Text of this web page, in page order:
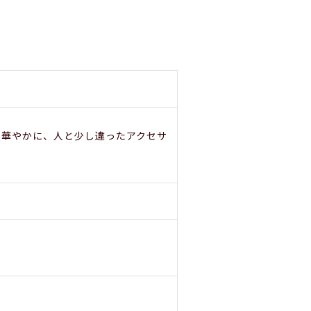
やかに、人と少し違ったアクセサ